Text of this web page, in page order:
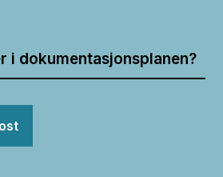
i dokumentasjonsplanen?